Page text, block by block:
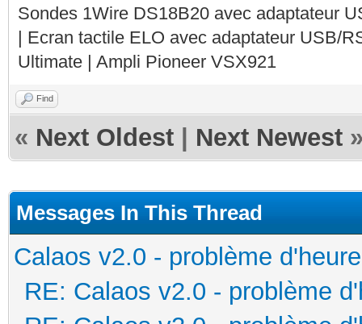
Sondes 1Wire DS18B20 avec adaptateur
| Ecran tactile ELO avec adaptateur USB/
Ultimate | Ampli Pioneer VSX921
Find
« Next Oldest Next Newest
Messages In This Thread
Calaos v2.0 - problème d'heure
RE: Calaos v2.0 - problème